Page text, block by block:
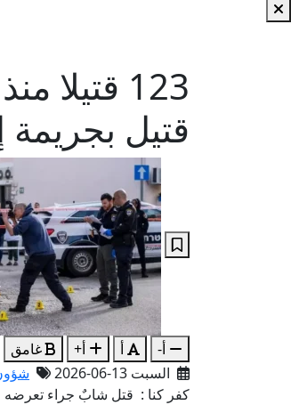
قتيل بجريمة
أ- أ أ+
غامق
السبت 13-06-2026
كفر كنا : قتل شابٌ جراء تعرضه لجريمة